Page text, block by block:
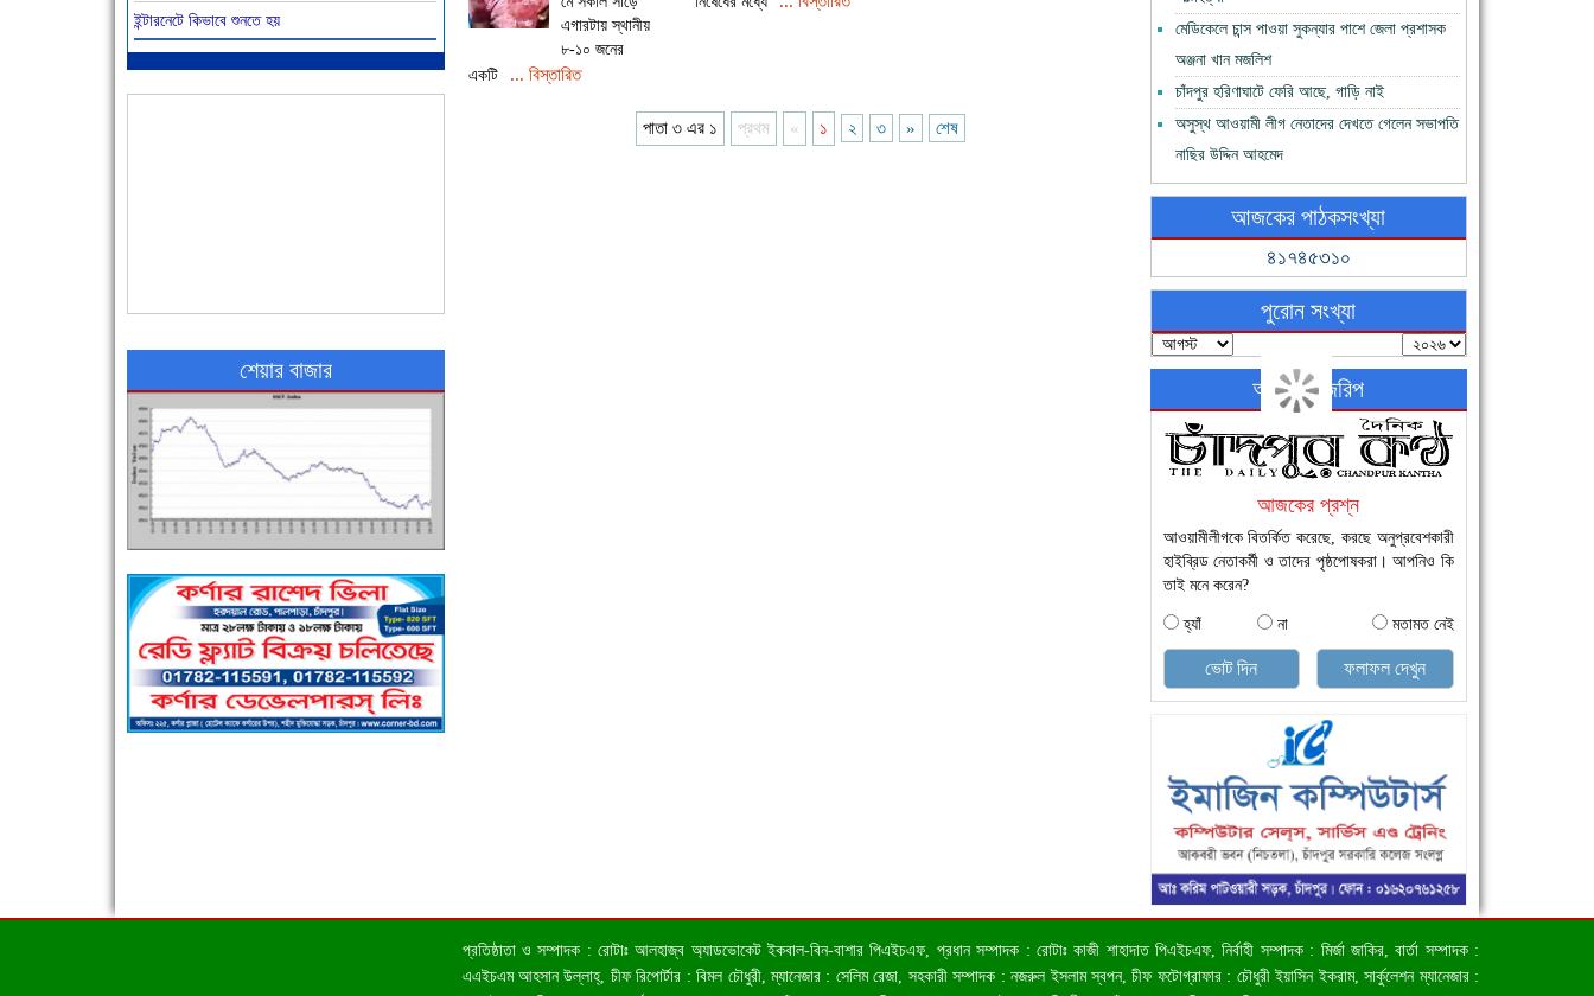
আজ বিশিষ্ট শিক্ষাবিদ এ.টি. আহমেদ হোসাইন রুশদীর
৪৮ দিনে সর্বোচ্চ মৃত্যু
এক সপ্তাহে শনাক্ত বেড়েছে ৫৫%, মৃত্যু ৪৬%
ইন্টারনেটে কিভাবে শুনতে হয়
শেয়ার বাজার
এগারটায় স্থানীয়
৮-১০ জনের
একটি
... বিস্তারিত
পাতা ৩ এর ১ প্রথম « ১ ২ ৩ » শেষ
মেডিকেলে চান্স পাওয়া সুকন্যার পাশে জেলা প্রশাসক
অঞ্জনা খান মজলিশ
চাঁদপুর হরিণাঘাটে ফেরি আছে, গাড়ি নাই
অসুস্থ আওয়ামী লীগ নেতাদের দেখতে গেলেন সভাপতি
নাছির উদ্দিন আহমেদ
আজকের পাঠকসংখ্যা
৪১৭৪৫৩১০
পুরোন সংখ্যা
অনলাইন জরিপ
আজকের প্রশ্ন
আওয়ামীলীগকে বিতর্কিত করেছে, করছে অনুপ্রবেশকারী
হাইব্রিড নেতাকর্মী ও তাদের পৃষ্ঠপোষকরা। আপনিও কি
তাই মনে করেন?
হ্যাঁ না মতামত নেই
ভোট দিন ফলাফল দেখুন
প্রতিষ্ঠাতা ও সম্পাদক : রোটাঃ আলহাজ্ব অ্যাডভোকেট ইকবাল-বিন-বাশার পিএইচএফ, প্রধান সম্পাদক : রোটাঃ কাজী শাহাদাত পিএইচএফ, নির্বাহী সম্পাদক : মির্জা জাকির, বার্তা সম্পাদক :
এএইচএম আহসান উল্লাহ্, চীফ রিপোর্টার : বিমল চৌধুরী, ম্যানেজার : সেলিম রেজা, সহকারী সম্পাদক : নজরুল ইসলাম স্বপন, চীফ ফটোগ্রাফার : চৌধুরী ইয়াসিন ইকরাম, সার্কুলেশন ম্যানেজার :